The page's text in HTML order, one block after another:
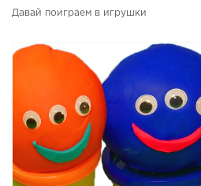
краски
Давай поиграем в игрушки